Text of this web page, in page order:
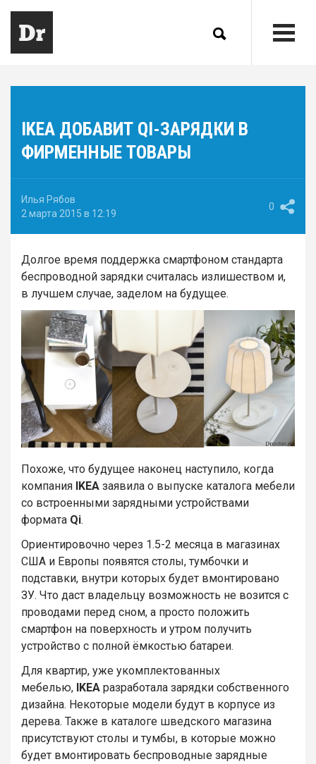
IKEA ДОБАВИТ QI-ЗАРЯДКИ В
ФИРМЕННЫЕ ТОВАРЫ
Илья Рябов
2 марта 2015 в 12:19
0
Долгое время поддержка смартфоном стандарта
беспроводной зарядки считалась излишеством и,
в лучшем случае, заделом на будущее.
Похоже, что будущее наконец наступило, когда
компания IKEA заявила о выпуске каталога мебели
со встроенными зарядными устройствами
формата Qi.
Ориентировочно через 1.5-2 месяца в магазинах
США и Европы появятся столы, тумбочки и
подставки, внутри которых будет вмонтировано
ЗУ. Что даст владельцу возможность не возится с
проводами перед сном, а просто положить
смартфон на поверхность и утром получить
устройство с полной ёмкостью батареи.
Для квартир, уже укомплектованных
мебелью, IKEA разработала зарядки собственного
дизайна. Некоторые модели будут в корпусе из
дерева. Также в каталоге шведского магазина
присутствуют столы и тумбы, в которые можно
будет вмонтировать беспроводные зарядные